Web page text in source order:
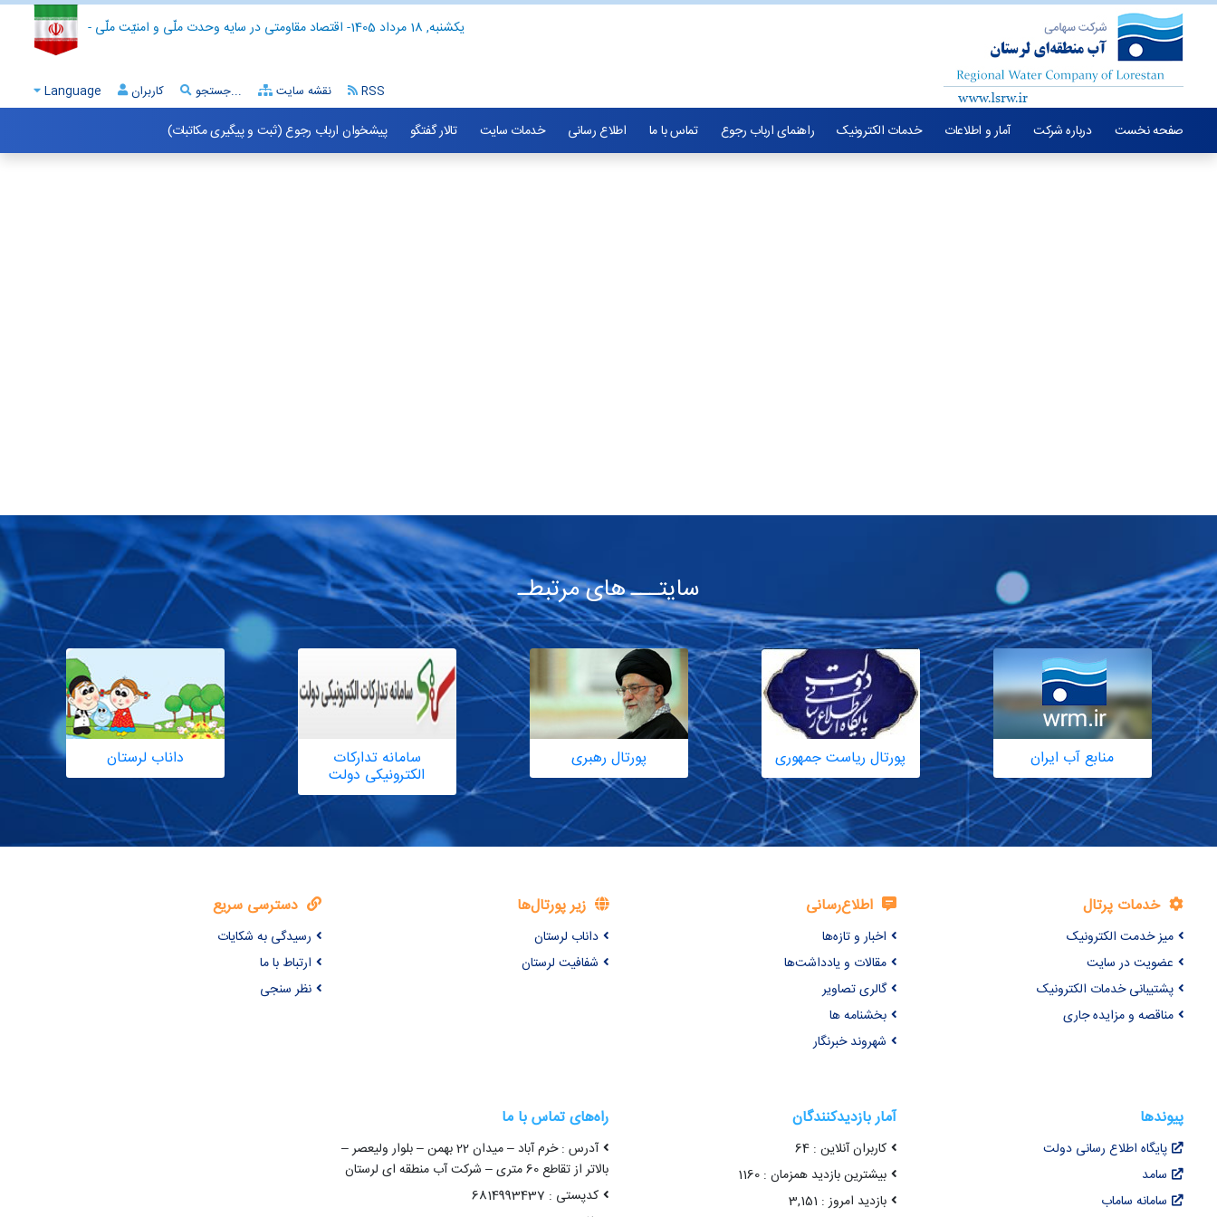
- اقتصاد مقاومتی در سایه وحدت ملّی و امنیّت ملّی - یکشنبه, 18 مرداد 1405
Language کاربران جستجو... نقشه سایت RSS
صفحه نخست درباره شرکت آمار و اطلاعات خدمات الکترونیک راهنمای ارباب رجوع تماس با ما اطلاع رسانی خدمات سایت تالار گفتگو پیشخوان ارباب رجوع (ثبت و پیگیری مکاتبات)
سایتـــ های مرتبطـ
منابع آب ایران پورتال ریاست جمهوری پورتال رهبری سامانه تدارکات
الکترونیکی دولت
داناب لرستان
خدمات پرتال
میز خدمت الکترونیک
عضویت در سایت
پشتیبانی خدمات الکترونیک
مناقصه و مزایده جاری
اطلاع‌رسانی
اخبار و تازه‌ها
مقالات و یادداشت‌ها
گالری تصاویر
بخشنامه ها
شهروند خبرنگار
زیر پورتال‌ها
داناب لرستان
شفافیت لرستان
دسترسی سریع
رسیدگی به شکایات
ارتباط با ما
نظر سنجی
پیوندها
پایگاه اطلاع رسانی دولت
سامد
سامانه ساماب
آمار بازدیدکنندگان
کاربران آنلاین : 64
بیشترین بازدید همزمان : 1160
بازدید امروز : 3,151
راه‌های تماس با ما
آدرس : خرم آباد – میدان 22 بهمن – بلوار ولیعصر –
بالاتر از تقاطع 60 متری – شرکت آب منطقه ای لرستان
کدپستی : 6814993437